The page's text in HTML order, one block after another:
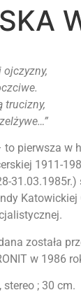
ojczyzny,
trucizny,
to pierwsza w
1911-
31.03.1985r.)
została
w 1986
; 30 cm.